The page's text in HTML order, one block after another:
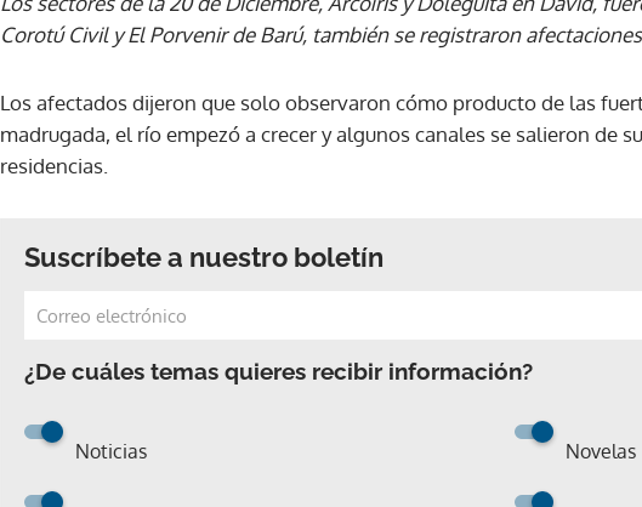
Corotú Civil y El Porvenir de Barú, también se registraron
Los afectados dijeron que solo observaron cómo producto de las
madrugada, el río empezó a crecer y algunos canales se salieron de
residencias.
Suscríbete a nuestro boletín
¿De cuáles temas quieres recibir información?
Noticias Novelas